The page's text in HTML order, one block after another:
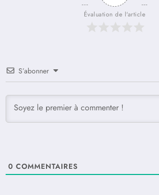
Évaluation de l'article
S’abonner
0 COMMENTAIRES